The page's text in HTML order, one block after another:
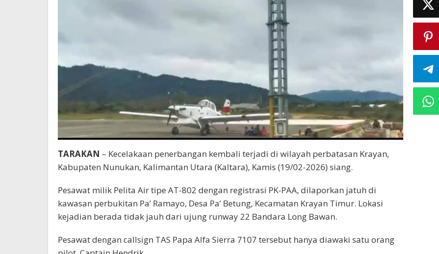
TARAKAN – Kecelakaan penerbangan kembali terjadi di wilayah perbatasan Krayan,
Kabupaten Nunukan, Kalimantan Utara (Kaltara), Kamis (19/02-2026) siang.
Pesawat milik Pelita Air tipe AT-802 dengan registrasi PK-PAA, dilaporkan jatuh di
kawasan perbukitan Pa’ Ramayo, Desa Pa’ Betung, Kecamatan Krayan Timur. Lokasi
kejadian berada tidak jauh dari ujung runway 22 Bandara Long Bawan.
Pesawat dengan callsign TAS Papa Alfa Sierra 7107 tersebut hanya diawaki satu orang